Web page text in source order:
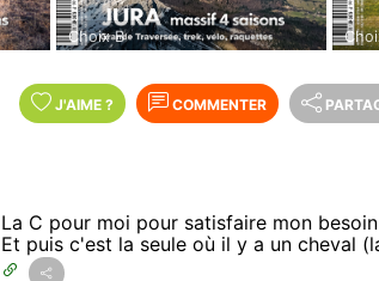
Choix B
J'AIME ? COMMENTER
La C pour moi pour satisfaire mon
Et puis c'est la seule où il y a un cheval